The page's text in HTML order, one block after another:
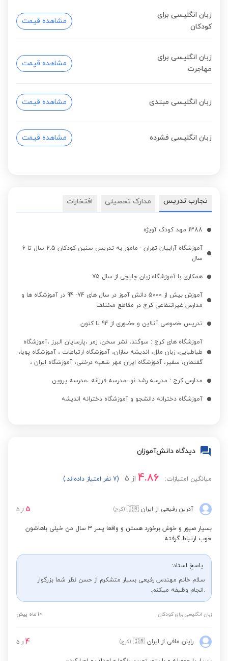
زبان انگلیسی برای
کودکان
مشاهده قیمت
زبان انگلیسی برای
مهاجرت
مشاهده قیمت
زبان انگلیسی مبتدی مشاهده قیمت
زبان انگلیسی فشرده مشاهده قیمت
تجارب تدریس مدارک تحصیلی افتخارات
1388 مهد کودک آویژه
آموزشگاه آراییان تهران - مامور به تدریس سنین کودکان 2.5 سال تا 6
سال
همکاری با آموزشگاه زبان چایچی از سال 75
آموزش بیش از 5000 دانش آموز در سال های 74- 94 در آموزشگاه ها و
مدارس غیرانتفاعی کرج در مقاطع مختلف
تدریس خصوصی آنلاین و حضوری از 94 تا کنون
آموزشگاه های کرج : سوگند، نشر سخن، زمر ،پارسایان البرز ،آموزشگاه
طباطبایی، زبان ملل، اندیشه سازان، آموزشگاه ارتباطات ، آموزشگاه پویا،
گفتمان، سفیر، آموزشگاه ایران مهر شعبه درختی، آموزشگاه ایران ،
مدارس کرج : مدرسه رشد نو ،مدرسه فرزانه ،مدرسه پروین
آموزشگاه دخترانه دانشجو و آموزشگاه دخترانه اندیشه
دیدگاه دانش‌آموزان
میانگین امتیازات: 4.86 از 5 (7 نفر امتیاز داده‌اند.)
آدرین رفیعی از ایران 🇮🇷 (کرج) 5 از 5
بسیار صبور و خوش برخورد هستن و واقعا پسر 3 سال من خیلی باهاشون
خوب ارتباط گرفته
پاسخ استاد:
سلام خانم مهندس رفیعی بسیار متشکرم از حسن نظر شما بزرگوار
.انجام وظیفه میکنم.
زبان انگلیسی برای کودکان 10 ماه پیش
رایان مافی از ایران 🇮🇷 (کرج) 4 از 5